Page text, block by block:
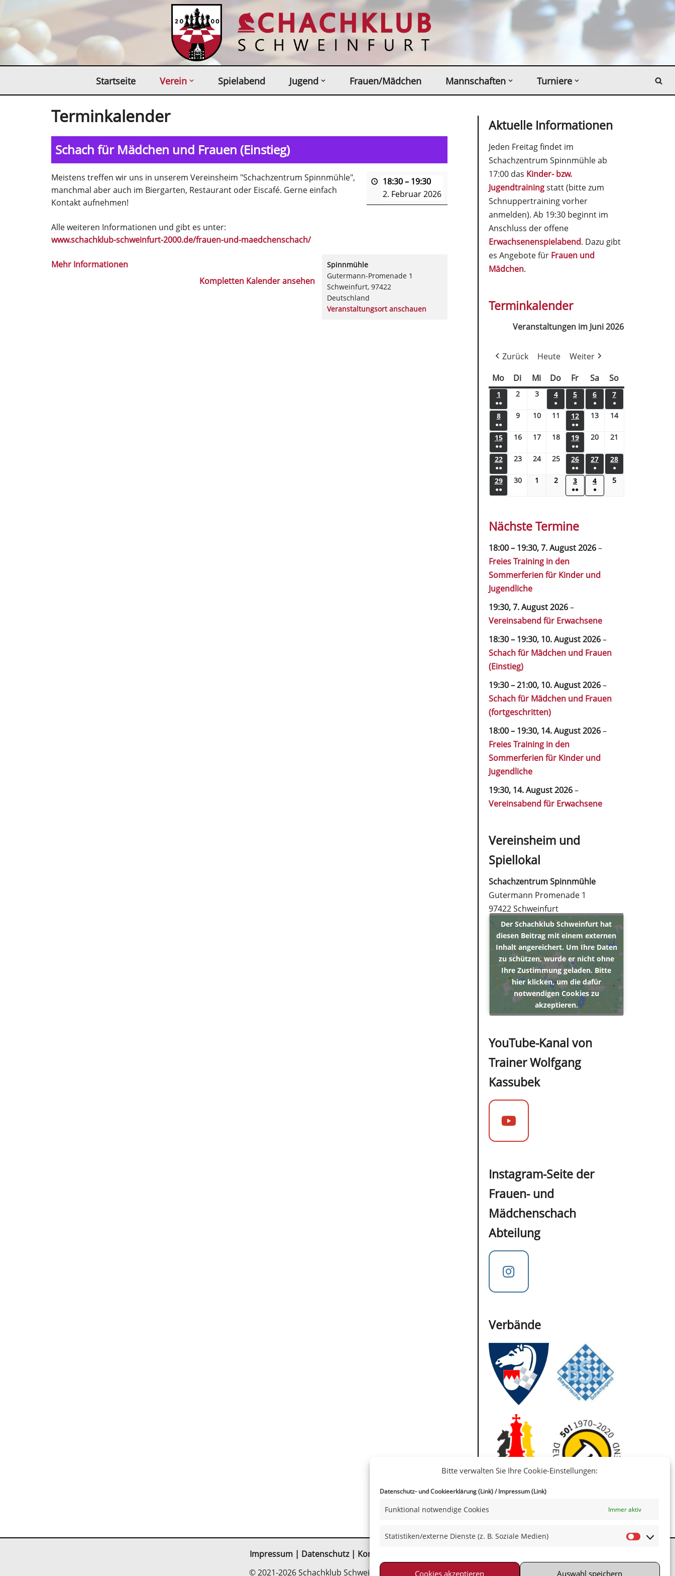
Bitte verwalten Sie Ihre Cookie-Einstellungen:
Datenschutz- und Cookieerklärung (Link)/Impressum (Link)
Funktional notwendige Cookies Immer aktiv
Statistiken/externe Dienste (z. B. Soziale Medien)
Cookies akzeptieren Auswahl speichern
Zum
Inhalt
springen
Startseite Verein Spielabend Jugend Frauen/Mädchen Mannschaften Turniere
Terminkalender
Schach für Mädchen und Frauen (Einstieg)
18:30– 19:30
2. Februar 2026
Meistens treffen wir uns in unserem Vereinsheim "Schachzentrum Spinnmühle",
manchmal aber auch im Biergarten, Restaurant oder Eiscafé. Gerne einfach
Kontakt aufnehmen!
Alle weiteren Informationen und gibt es unter:
www.schachklub-schweinfurt-2000.de/frauen-und-maedchenschach/
Spinnmühle
Gutermann-Promenade 1
Schweinfurt, 97422
Deutschland
Veranstaltungsort anschauen
Mehr Informationen
Kompletten Kalender ansehen
Aktuelle Informationen
Jeden Freitag findet im
Schachzentrum Spinnmühle ab
17:00 das Kinder- bzw.
Jugendtrainingstatt (bitte zum
Schnuppertraining vorher
anmelden). Ab 19:30 beginnt im
Anschluss der offene
Erwachsenenspielabend. Dazu gibt
es Angebote für Frauen und
Mädchen.
Terminkalender
Veranstaltungen im Juni 2026
Zurück Heute
Weiter
Mo
Di Mi Do Fr Sa So
1
●●
2 3 4
●
5
●
6
●
7
●
8
●●
9 10 11 12
●●
13 14
15
●●
16 17 18 19
●●
20 21
22
●●
23 24 25 26
●●
27
●
28
●
29
●●
30 1 2 3
●●
4
●
5
Nächste Termine
18:00– 19:30,7. August 2026–
Freies Training in den
Sommerferien für Kinder und
Jugendliche
19:30,7. August 2026–
Vereinsabend für Erwachsene
18:30– 19:30, 10. August 2026–
Schach für Mädchen und Frauen
(Einstieg)
19:30–21:00, 10. August 2026–
Schach für Mädchen und Frauen
(fortgeschritten)
18:00– 19:30, 14. August 2026–
Freies Training in den
Sommerferien für Kinder und
Jugendliche
19:30, 14. August 2026–
Vereinsabend für Erwachsene
Vereinsheim und
Spiellokal
Schachzentrum Spinnmühle
Gutermann Promenade 1
97422 Schweinfurt
Der Schachklub Schweinfurt hat
diesen Beitrag mit einem externen
Inhalt angereichert. Um Ihre Daten
zu schützen, wurde er nicht ohne
Ihre Zustimmung geladen. Bitte
hier klicken, um die dafür
notwendigen Cookies zu
akzeptieren.
YouTube-Kanal von
Trainer Wolfgang
Kassubek
Instagram-Seite der
Frauen- und
Mädchenschach
Abteilung
Verbände
Impressum| Datenschutz| Kontakt
© 2021-2026 Schachklub Schweinfurt 2000 e. V.